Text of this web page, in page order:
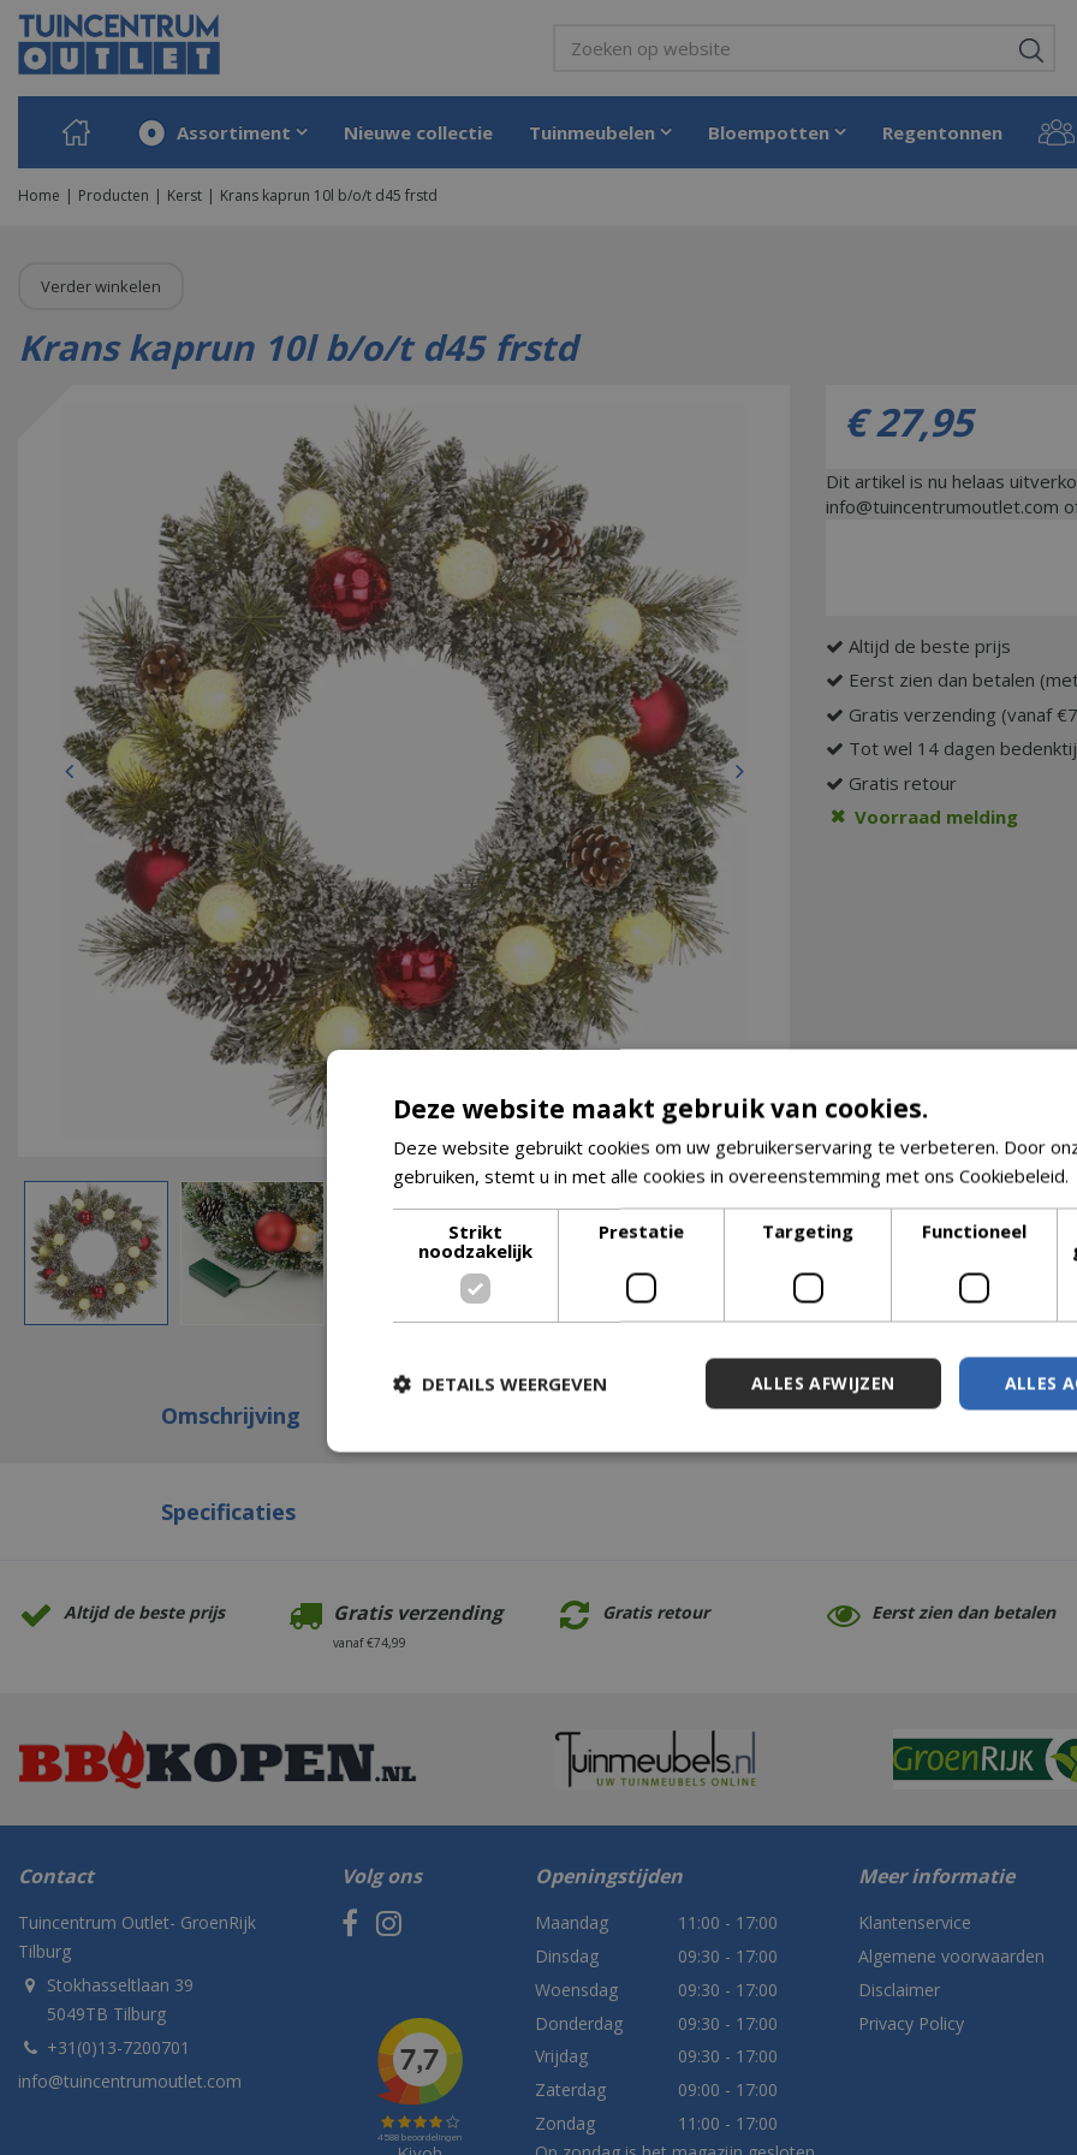
Ga
naar
content
Home Producten Kerst Krans kaprun 10l b/o/t d45 frstd
Assortiment Nieuwe collectie Tuinmeubelen Bloempotten Regentonnen
Verder winkelen
Krans kaprun 10l b/o/t d45 frstd
€ 27,95
Dit artikel is nu helaas
info@tuincentrumoutlet.com
Altijd de beste prijs
Eerst zien dan betalen
Gratis verzending (vanaf
Tot wel 14 dagen
Gratis retour
Voorraad melding
Omschrijving
Specificaties
Altijd de beste prijs Gratis verzending
vanaf €74,99
Gratis retour Eerst zien dan betalen
Contact
Tuincentrum Outlet- GroenRijk
Tilburg
Stokhasseltlaan 39
5049TB Tilburg
+31(0)13-7200701
info@tuincentrumoutlet.com
Volg ons Openingstijden
Maandag
11:00 - 17:00
Dinsdag
09:30 - 17:00
Woensdag
09:30 - 17:00
Donderdag
09:30 - 17:00
Vrijdag
09:30 - 17:00
Zaterdag
09:00 - 17:00
Zondag
11:00 - 17:00
Meer informatie
Klantenservice
Algemene voorwaarden
Disclaimer
Privacy Policy
Deze website maakt gebruik van cookies.
Deze website gebruikt cookies om uw gebruikerservaring te verbeteren. Door
gebruiken, stemt u in met alle cookies in overeenstemming met ons Cookiebeleid.
Strikt
noodzakelijk
Prestatie Targeting Functioneel
ALLES
ALLES AFWIJZEN
DETAILS WEERGEVEN